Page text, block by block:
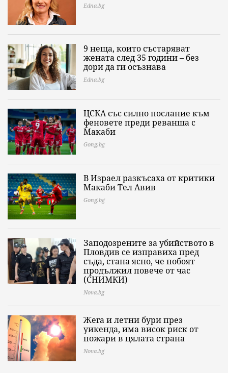
Edna.bg
9 неща, които състаряват
жената след 35 години – без
дори да ги осъзнава
Edna.bg
ЦСКА със силно послание към
феновете преди реванша с
Макаби
Gong.bg
В Израел разкъсаха от критики
Макаби Тел Авив
Gong.bg
Заподозрените за убийството в
Пловдив се изправиха пред
съда, стана ясно, че побоят
продължил повече от час
(СНИМКИ)
Nova.bg
Жега и летни бури през
уикенда, има висок риск от
пожари в цялата страна
Nova.bg